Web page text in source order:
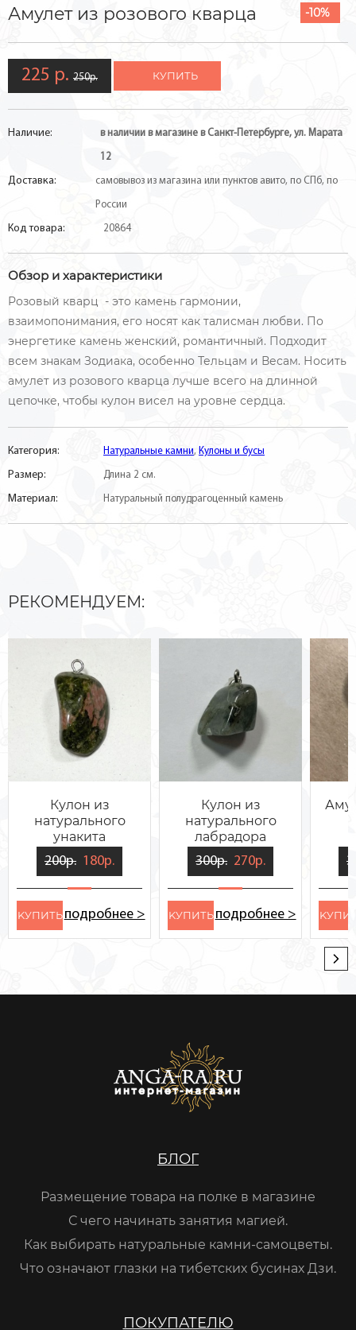
-10%
Амулет из розового кварца
225 р. 250р. КУПИТЬ
Наличие: в наличии в магазине в Санкт-Петербурге, ул. Марата
12
Доставка: самовывоз из магазина или пунктов авито, по СПб, по
России
Код товара: 20864
Обзор и характеристики
Розовый кварц - это камень гармонии,
взаимопонимания, его носят как талисман любви. По
энергетике камень женский, романтичный. Подходит
всем знакам Зодиака, особенно Тельцам и Весам. Носить
амулет из розового кварца лучше всего на длинной
цепочке, чтобы кулон висел на уровне сердца.
Категория: Натуральные камни, Кулоны и бусы
Размер: Длина 2 см.
Материал: Натуральный полудрагоценный камень
РЕКОМЕНДУЕМ:
Кулон из
натурального
унакита
200р. 180р.
KУПИТЬ подробнее >
Кулон из
натурального
лабрадора
300р. 270р.
KУПИТЬ подробнее >
БЛОГ
Размещение товара на полке в магазине
С чего начинать занятия магией.
Как выбирать натуральные камни-самоцветы.
Что означают глазки на тибетских бусинах Дзи.
ПОКУПАТЕЛЮ